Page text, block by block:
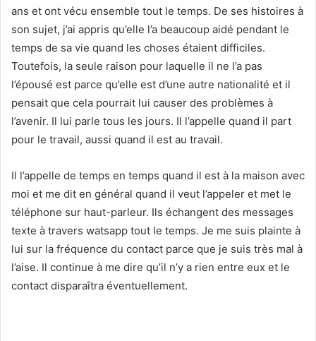
ans et ont vécu ensemble tout le temps. De ses histoires à
son sujet, j’ai appris qu’elle l’a beaucoup aidé pendant le
temps de sa vie quand les choses étaient difficiles.
Toutefois, la seule raison pour laquelle il ne l’a pas
l’épousé est parce qu’elle est d’une autre nationalité et il
pensait que cela pourrait lui causer des problèmes à
l’avenir. Il lui parle tous les jours. Il l’appelle quand il part
pour le travail, aussi quand il est au travail.
Il l’appelle de temps en temps quand il est à la maison avec
moi et me dit en général quand il veut l’appeler et met le
téléphone sur haut-parleur. Ils échangent des messages
texte à travers watsapp tout le temps. Je me suis plainte à
lui sur la fréquence du contact parce que je suis très mal à
l’aise. Il continue à me dire qu’il n’y a rien entre eux et le
contact disparaîtra éventuellement.